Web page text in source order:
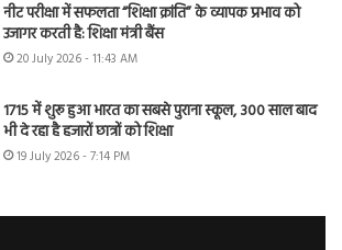
नीट परीक्षा में सफलता “शिक्षा क्रांति” के व्यापक प्रभाव को
उजागर करती है: शिक्षा मंत्री बैंस
20 July 2026 - 11:43 AM
1715 में शुरू हुआ भारत का सबसे पुराना स्कूल, 300 साल बाद
भी दे रहा है हजारों छात्रों को शिक्षा
19 July 2026 - 7:14 PM